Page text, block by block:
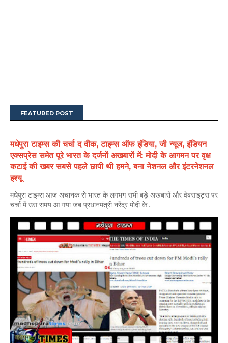
FEATURED POST
मधेपुरा टाइम्स की चर्चा द वीक, टाइम्स ऑफ इंडिया, जी न्यूज, इंडियन
एक्सप्रेस समेत पूरे भारत के दर्जनों अखबारों में: मोदी के आगमन पर वृक्ष
कटाई की खबर सबसे पहले छापी थी हमने, बना नेशनल और इंटरनेशनल
इश्यू
मधेपुरा टाइम्स आज अचानक से भारत के लगभग सभी बड़े अखबारों और वेबसाइट्स पर
चर्चा में उस समय आ गया जब प्रधानमंत्री नरेंद्र मोदी के...